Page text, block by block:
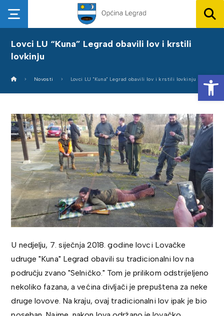
Lovci LU “Kuna” Legrad obavili lov i krstili
lovkinju
Novosti Lovci LU "Kuna" Legrad obavili lov i krstili lovkinju
U nedjelju, 7. siječnja 2018. godine lovci Lovačke
udruge "Kuna" Legrad obavili su tradicionalni lov na
području zvano "Selničko." Tom je prilikom odstrijeljeno
nekoliko fazana, a većina divljači je prepuštena za neke
druge lovove. Na kraju, ovaj tradicionalni lov ipak je bio